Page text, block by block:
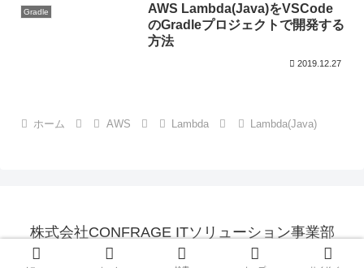
Gradle
AWS Lambda(Java)をVSCode
のGradleプロジェクトで開発する
方法
2019.12.27
ホーム AWS Lambda Lambda(Java)
株式会社CONFRAGE ITソリューション事業部
© 2015 株式会社CONFRAGE ITソリューション事業部.